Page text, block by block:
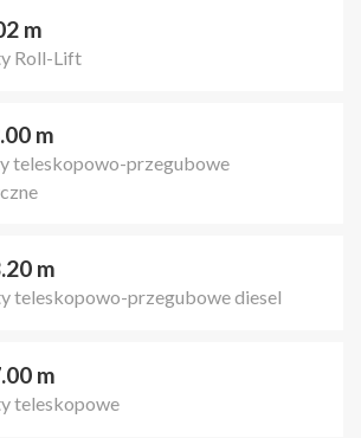
m
Roll-Lift
m
teleskopowo-przegubowe
m
teleskopowo-przegubowe diesel
m
teleskopowe